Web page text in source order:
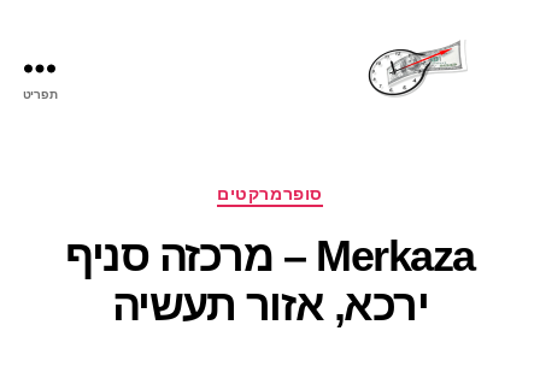
תפריט
קטגוריות
סופרמרקטים
Merkaza – מרכזה סניף
ירכא, אזור תעשיה